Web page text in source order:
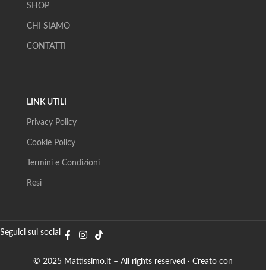
SHOP
CHI SIAMO
CONTATTI
LINK UTILI
Privacy Policy
Cookie Policy
Termini e Condizioni
Resi
© 2025 Mattissimo.it – All rights reserved · Creato con
Seguici sui social